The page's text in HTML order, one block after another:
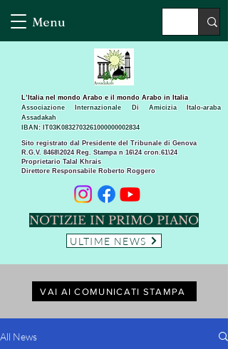
Menu
Sito registrato dal Presidente del Tribunale di Genova
R.G.V. 8468\2024 Reg. Stampa n 16\24 cron.61\24 ​
Proprietario Talal Khrais
Direttore Responsabile Roberto Roggero
L’Italia nel mondo Arabo e il mondo Arabo in Italia
Associazione Internazionale Di Amicizia Italo-araba
Assadakah
IBAN: IT03K0832703261000000002834
NOTIZIE IN PRIMO PIANO
ULTIME NEWS
VAI AI COMUNICATI STAMPA
All News